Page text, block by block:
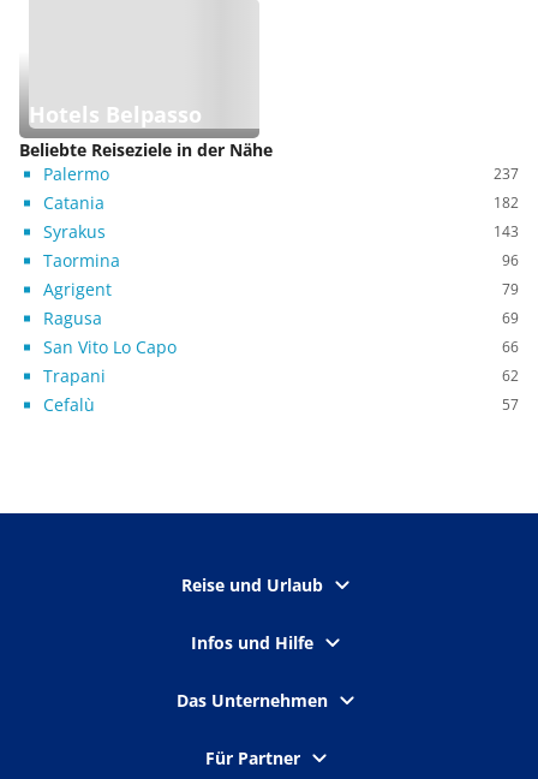
Hotels Belpasso
Beliebte Reiseziele in der Nähe
Palermo
237
Catania 182
Syrakus 143
Taormina 96
Agrigent 79
Ragusa 69
San Vito Lo Capo 66
Trapani 62
Cefalù 57
Reise und Urlaub
Infos und Hilfe
Das Unternehmen
Für Partner